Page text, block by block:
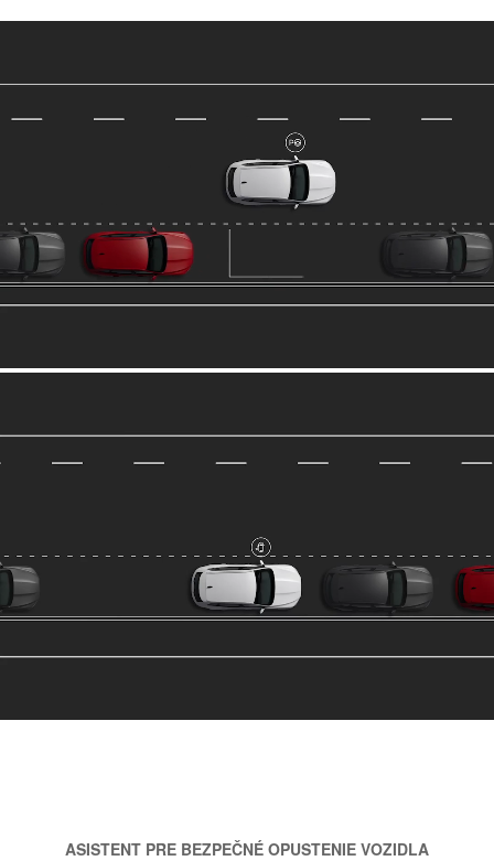
ASISTENT PRE BEZPEČNÉ OPUSTENIE VOZIDLA